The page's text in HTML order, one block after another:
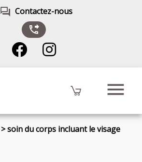
forum Contactez-nous
phone_forwarded
menu
>soin du corps incluant le visage